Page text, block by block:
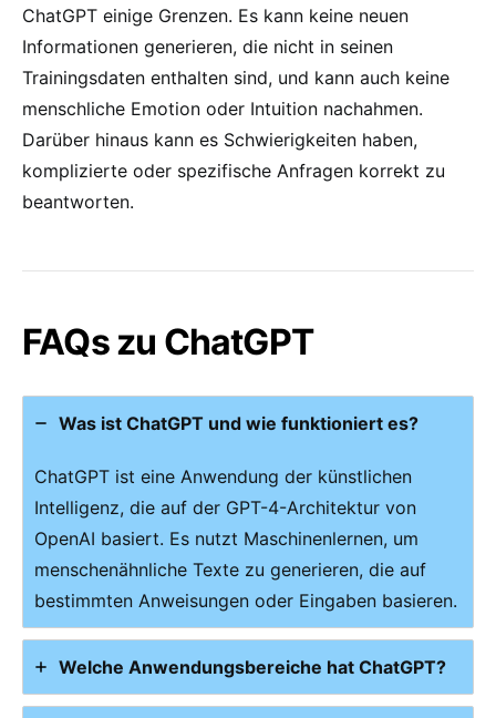
ChatGPT einige Grenzen. Es kann keine neuen
Informationen generieren, die nicht in seinen
Trainingsdaten enthalten sind, und kann auch keine
menschliche Emotion oder Intuition nachahmen.
Darüber hinaus kann es Schwierigkeiten haben,
komplizierte oder spezifische Anfragen korrekt zu
beantworten.
FAQs zu ChatGPT
Was ist ChatGPT und wie funktioniert es?
ChatGPT ist eine Anwendung der künstlichen
Intelligenz, die auf der GPT-4-Architektur von
OpenAI basiert. Es nutzt Maschinenlernen, um
menschenähnliche Texte zu generieren, die auf
bestimmten Anweisungen oder Eingaben basieren.
Welche Anwendungsbereiche hat ChatGPT?